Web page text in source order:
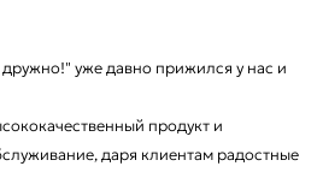
уже давно прижился у нас и
продукт и
даря клиентам радостные